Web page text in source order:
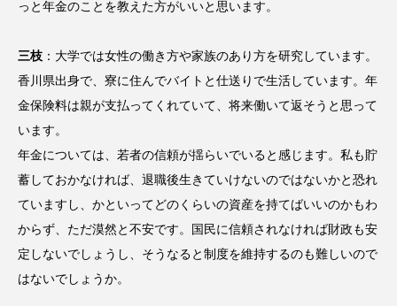
っと年金のことを教えた方がいいと思います。
三枝 ：大学では女性の働き方や家族のあり方を研究しています。
香川県出身で、寮に住んでバイトと仕送りで生活しています。年
金保険料は親が支払ってくれていて、将来働いて返そうと思って
います。
年金については、若者の信頼が揺らいでいると感じます。私も貯
蓄しておかなければ、退職後生きていけないのではないかと恐れ
ていますし、かといってどのくらいの資産を持てばいいのかもわ
からず、ただ漠然と不安です。国民に信頼されなければ財政も安
定しないでしょうし、そうなると制度を維持するのも難しいので
はないでしょうか。